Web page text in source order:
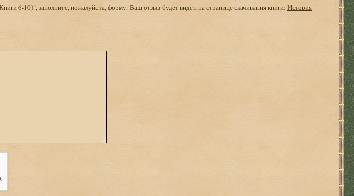
6-10)", заполните, пожалуйста, форму. Ваш отзыв будет виден на странице скачивания книги: История